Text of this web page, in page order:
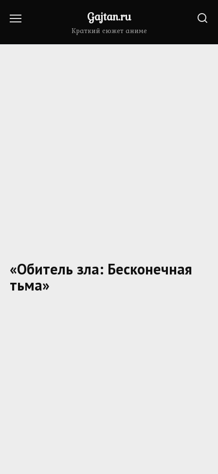
Gajtan.ru
Краткий сюжет аниме
«Обитель зла: Бесконечная
тьма»